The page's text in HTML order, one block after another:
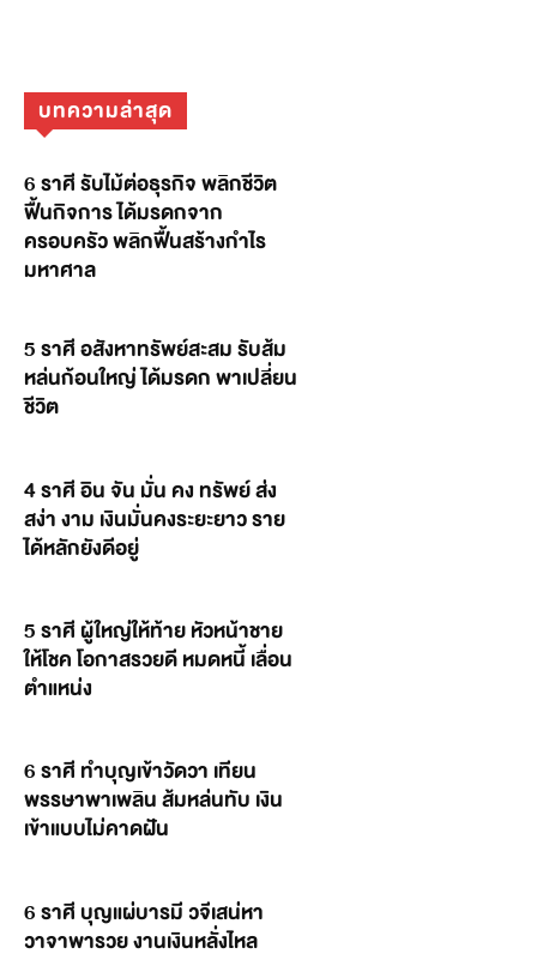
บทความล่าสุด
6 ราศี รับไม้ต่อธุรกิจ พลิกชีวิต
ฟื้นกิจการ ได้มรดกจาก
ครอบครัว พลิกฟื้นสร้างกำไร
มหาศาล
5 ราศี อสังหาทรัพย์สะสม รับส้ม
หล่นก้อนใหญ่ ได้มรดก พาเปลี่ยน
ชีวิต
4 ราศี อิน จัน มั่น คง ทรัพย์ ส่ง
สง่า งาม เงินมั่นคงระยะยาว ราย
ได้หลักยังดีอยู่
5 ราศี ผู้ใหญ่ให้ท้าย หัวหน้าชาย
ให้โชค โอกาสรวยดี หมดหนี้ เลื่อน
ตำแหน่ง
6 ราศี ทำบุญเข้าวัดวา เทียน
พรรษาพาเพลิน ส้มหล่นทับ เงิน
เข้าแบบไม่คาดฝัน
6 ราศี บุญแผ่บารมี วจีเสน่หา
วาจาพารวย งานเงินหลั่งไหล